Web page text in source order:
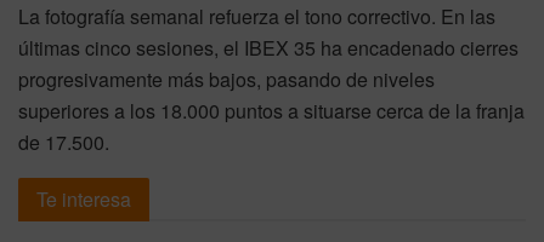
La fotografía semanal refuerza el tono correctivo. En las
últimas cinco sesiones, el IBEX 35 ha encadenado cierres
progresivamente más bajos, pasando de niveles
superiores a los 18.000 puntos a situarse cerca de la franja
de 17.500.
Te interesa